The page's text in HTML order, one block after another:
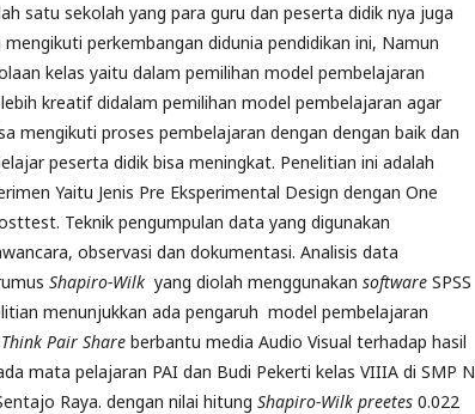
satu sekolah yang para guru dan peserta didik nya juga
mengikuti perkembangan didunia pendidikan ini, Namun
kelas yaitu dalam pemilihan model pembelajaran
kreatif didalam pemilihan model pembelajaran agar
mengikuti proses pembelajaran dengan dengan baik dan
peserta didik bisa meningkat. Penelitian ini adalah
Yaitu Jenis Pre Eksperimental Design dengan One
Teknik pengumpulan data yang digunakan
observasi dan dokumentasi. Analisis data
Shapiro-Wilk yang diolah menggunakan software SPSS
menunjukkan ada pengaruh model pembelajaran
Think Pair Share berbantu media Audio Visual terhadap hasil
mata pelajaran PAI dan Budi Pekerti kelas VIIIA di SMP N
Raya. dengan nilai hitung Shapiro-Wilk preetes 0.022